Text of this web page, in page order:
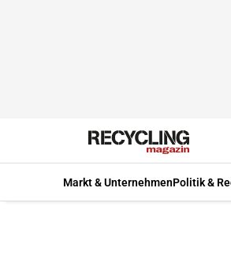
Markt & UnternehmenPolitik &